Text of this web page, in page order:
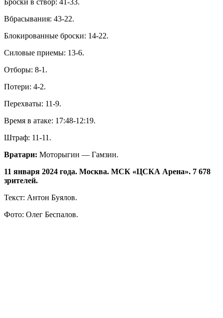
Броски в створ: 41-33.
Вбрасывания: 43-22.
Блокированные броски: 14-22.
Силовые приемы: 13-6.
Отборы: 8-1.
Потери: 4-2.
Перехваты: 11-9.
Время в атаке: 17:48-12:19.
Штраф: 11-11.
Вратари: Моторыгин — Гамзин.
11 января 2024 года. Москва. МСК «ЦСКА Арена». 7 678
зрителей.
Текст: Антон Буялов.
Фото: Олег Беспалов.